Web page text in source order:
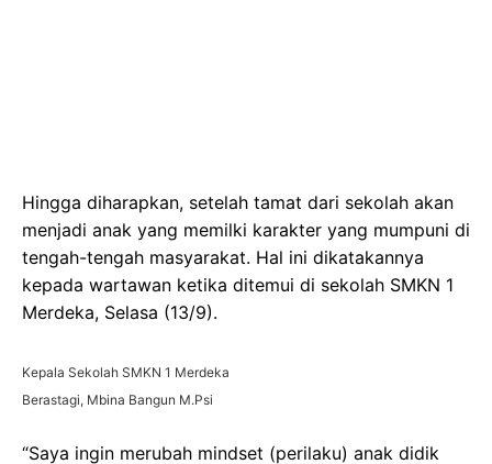
Hingga diharapkan, setelah tamat dari sekolah akan
menjadi anak yang memilki karakter yang mumpuni di
tengah-tengah masyarakat. Hal ini dikatakannya
kepada wartawan ketika ditemui di sekolah SMKN 1
Merdeka, Selasa (13/9).
Kepala Sekolah SMKN 1 Merdeka
Berastagi, Mbina Bangun M.Psi
“Saya ingin merubah mindset (perilaku) anak didik